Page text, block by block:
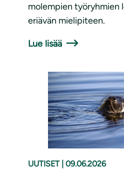
molempien työryhmien
eriävän mielipiteen.
Lue lisää
UUTISET 09.06.2026